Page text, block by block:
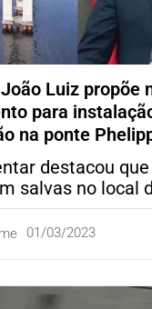
Luiz propõe
para
na ponte
01/03/2023
destacou
salvas no local